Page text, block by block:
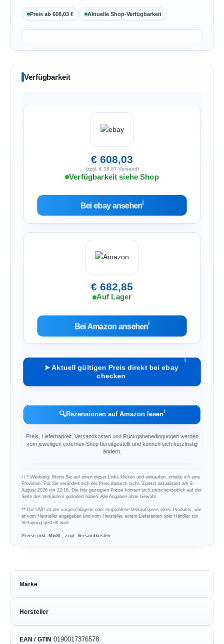
Preis ab 608,03 € Aktuelle Shop-Verfügbarkeit
Verfügbarkeit
€ 608,03
(zzgl. € 38,87 Versand)
Verfügbarkeit siehe Shop
Bei ebay ansehenℹ︎
€ 682,85
Auf Lager
Bei Amazon ansehenℹ︎
➤ Aktuell gültigen Preis direkt bei ebay
checken
ℹ︎
🔍Rezensionen auf Amazon lesenℹ︎
Preis, Lieferbarkeit, Versandkosten und Rückgabebedingungen werden
vom jeweiligen externen Shop bereitgestellt und können sich kurzfristig
ändern.
ℹ︎ / * Werbung: Wenn Sie auf einen dieser Links klicken und einkaufen, erhalte ich eine
Provision. Für Sie verändert sich der Preis dadurch nicht. Zuletzt aktualisiert am 9.
August 2026 um 22:18. Die hier gezeigten Preise können sich zwischenzeitlich auf der
Seite des Verkäufers geändert haben. Alle Angaben ohne Gewähr.
** Die UVP ist der vorgeschlagene oder empfohlene Verkaufspreis eines Produkts, wie
er vom Hersteller angegeben und vom Hersteller, einem Lieferanten oder Händler zur
Verfügung gestellt wird.
Preise inkl. MwSt., zzgl. Versandkosten
Marke
Hersteller
EAN / GTIN 0190017376578